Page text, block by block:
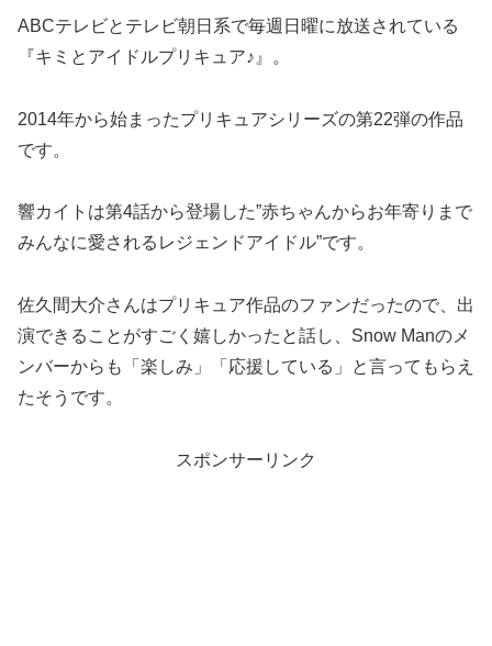
ABCテレビとテレビ朝日系で毎週日曜に放送されている
『キミとアイドルプリキュア♪』。
2014年から始まったプリキュアシリーズの第22弾の作品
です。
響カイトは第4話から登場した”赤ちゃんからお年寄りまで
みんなに愛されるレジェンドアイドル”です。
佐久間大介さんはプリキュア作品のファンだったので、出
演できることがすごく嬉しかったと話し、Snow Manのメ
ンバーからも「楽しみ」「応援している」と言ってもらえ
たそうです。
スポンサーリンク